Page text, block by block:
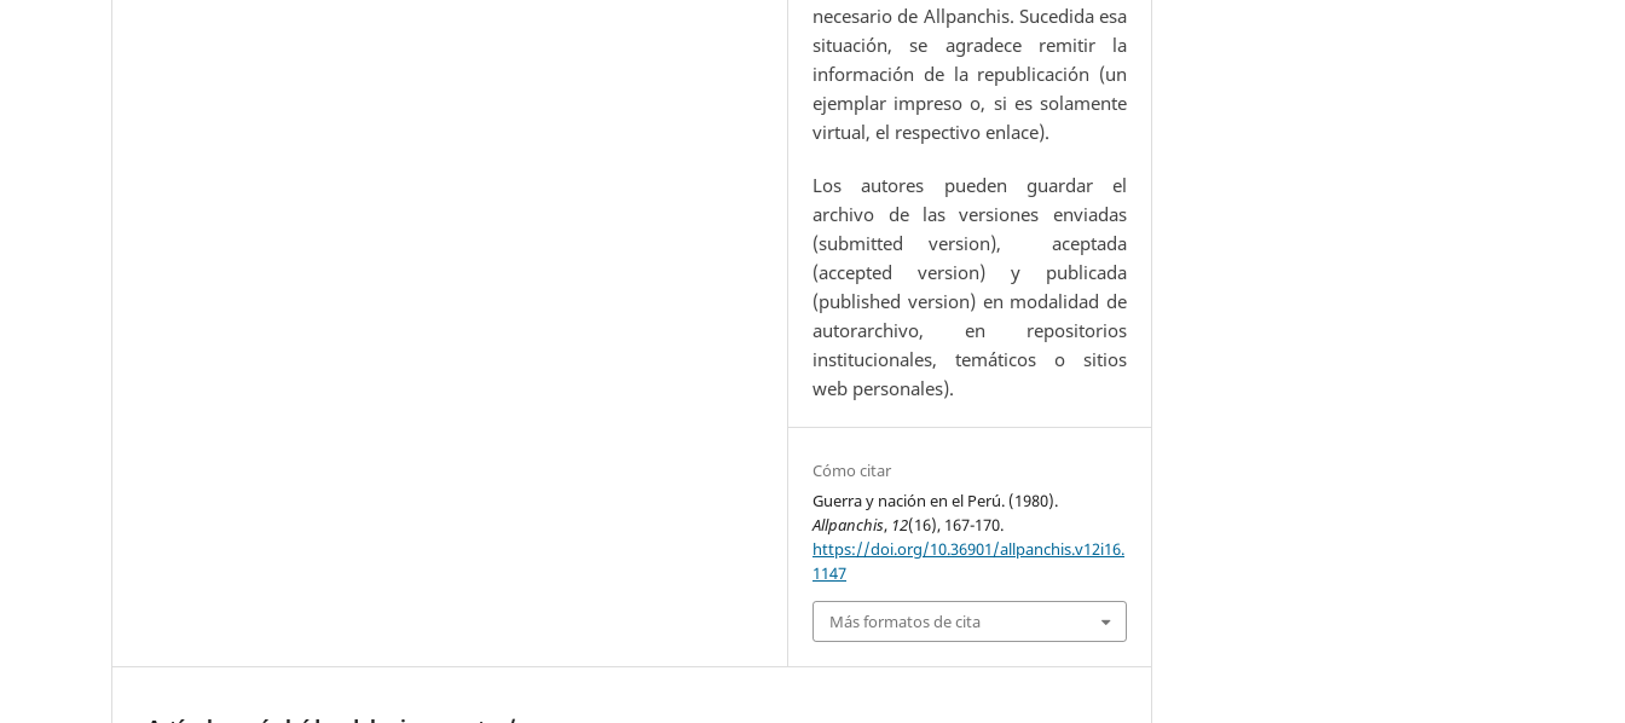
necesario de Allpanchis. Sucedida esa
situación, se agradece remitir la
información de la republicación (un
ejemplar impreso o, si es solamente
virtual, el respectivo enlace).
Los autores pueden guardar el
archivo de las versiones enviadas
(submitted version), aceptada
(accepted version) y publicada
(published version) en modalidad de
autorarchivo, en repositorios
institucionales, temáticos o sitios
web personales).
Cómo citar
Guerra y nación en el Perú. (1980).
Allpanchis, 12(16), 167-170.
https://doi.org/10.36901/allpanchis.v12i16.
1147
Más formatos de cita